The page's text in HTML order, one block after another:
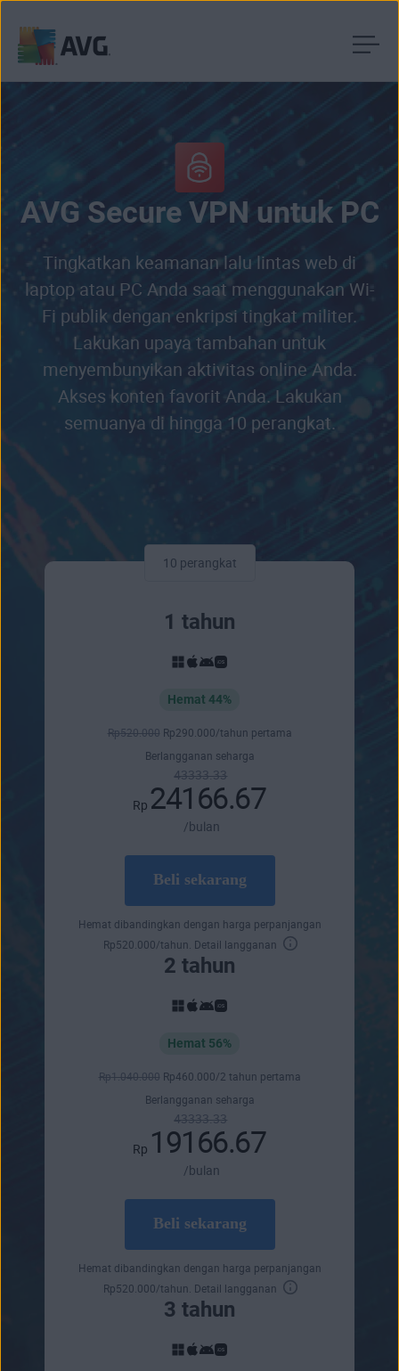
AVG Secure VPN untuk PC
Tingkatkan keamanan lalu lintas web di
laptop atau PC Anda saat menggunakan Wi-
Fi publik dengan enkripsi tingkat militer.
Lakukan upaya tambahan untuk
menyembunyikan aktivitas online Anda.
Akses konten favorit Anda. Lakukan
semuanya di hingga 10 perangkat.
10 perangkat
1 tahun
Hemat 44%
Rp520.000 Rp290.000/tahun pertama
Berlangganan seharga
43333.33
Rp 24166.67
/bulan
Beli sekarang
Hemat dibandingkan dengan harga perpanjangan
Rp520.000/tahun. Detail langganan
2 tahun
Hemat 56%
Rp1.040.000 Rp460.000/2 tahun pertama
Berlangganan seharga
43333.33
Rp 19166.67
/bulan
Beli sekarang
Hemat dibandingkan dengan harga perpanjangan
Rp520.000/tahun. Detail langganan
3 tahun